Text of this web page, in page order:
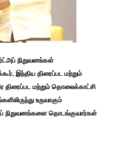
நிறுவனங்கள்
இந்திய திரைப்பட மற்றும்
திரைப்பட மற்றும் தொலைக்காட்சி
உருவாகும்
நிறுவனங்களை தொடங்குவார்கள்